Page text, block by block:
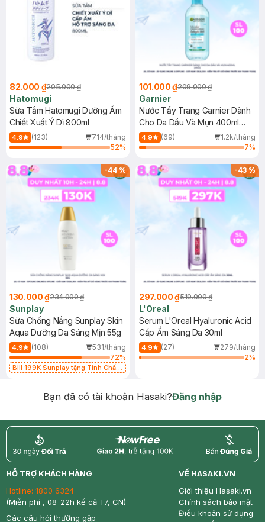
82.000 ₫205.000 ₫
Hatomugi
Sữa Tắm Hatomugi Dưỡng Ẩm
Chiết Xuất Ý Dĩ 800ml
4.9 (123)
714/tháng
52%
101.000 ₫209.000 ₫
Garnier
Nước Tẩy Trang Garnier Dành
Cho Da Dầu Và Mụn 400ml
(Mới)
4.9 (69)
1.2k/tháng
7%
-44%
130.000 ₫234.000 ₫
Sunplay
Sữa Chống Nắng Sunplay Skin
Aqua Dưỡng Da Sáng Mịn 55g
4.9 (108)
531/tháng
72%
Bill 199K Sunplay tặng Tinh Chất
-43%
297.000 ₫519.000 ₫
L'Oreal
Serum L'Oreal Hyaluronic Acid
Cấp Ẩm Sáng Da 30ml
4.9 (27)
279/tháng
2%
Bạn đã có tài khoản Hasaki?Đăng nhập
return nowfree price
HỖ TRỢ KHÁCH HÀNG
Hotline: 1800 6324
(Miễn phí , 08-22h kể cả T7, CN)
Các câu hỏi thường gặp
VỀ HASAKI.VN
Giới thiệu Hasaki.vn
Chính sách bảo mật
Điều khoản sử dụng